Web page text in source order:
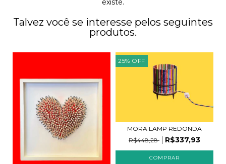
existe.
Talvez você se interesse pelos seguintes
produtos.
25% OFF
MORA LAMP REDONDA
R$448,28
R$337,93